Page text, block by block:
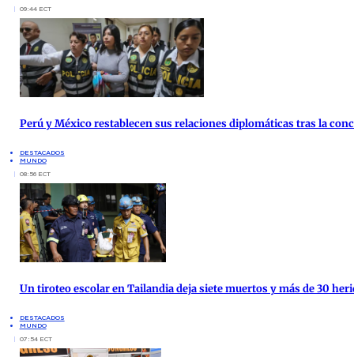
09:44 ECT
Perú y México restablecen sus relaciones diplomáticas tras la
DESTACADOS
MUNDO
08:56 ECT
Un tiroteo escolar en Tailandia deja siete muertos y más de 30
DESTACADOS
MUNDO
07:54 ECT